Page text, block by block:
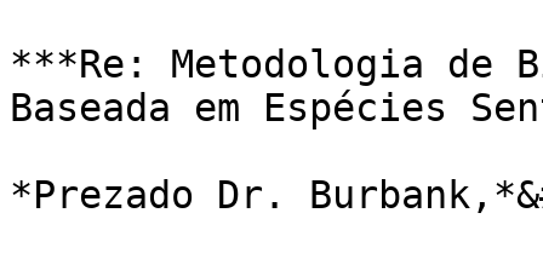
***Re: Metodologia de
Baseada em Espécies
*Prezado Dr.